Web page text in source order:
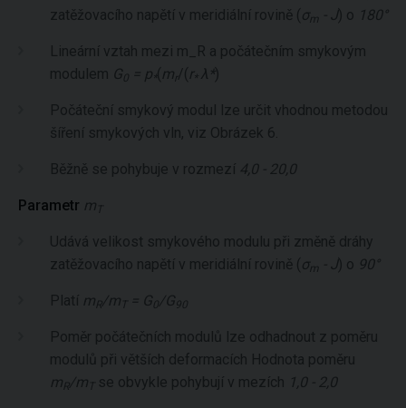
zatěžovacího napětí v meridiální rovině ( σm - J) o 180°
Lineární vztah mezi m_R a počátečním smykovým
modulem G = p ( mr /( r λ*)
Počáteční smykový modul lze určit vhodnou metodou
šíření smykových vln, viz Obrázek 6.
Běžně se pohybuje v rozmezí 4,0 - 20,0
Parametr m T
Udává velikost smykového modulu při změně dráhy
zatěžovacího napětí v meridiální rovině ( σm - J) o 90°
Platí mR/m T = G /G90
Poměr počátečních modulů lze odhadnout z poměru
modulů při větších deformacích Hodnota poměru
mR/m T se obvykle pohybují v mezích 1,0 - 2,0